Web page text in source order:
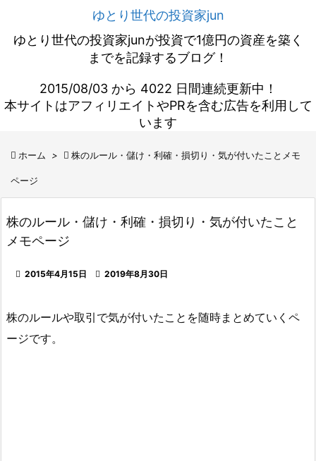
ゆとり世代の投資家jun
ゆとり世代の投資家junが投資で1億円の資産を築く
までを記録するブログ！
2015/08/03 から 4022 日間連続更新中！
本サイトはアフィリエイトやPRを含む広告を利用して
います
 ホーム >  株のルール・儲け・利確・損切り・気が付いたことメモ
ページ
株のルール・儲け・利確・損切り・気が付いたこと
メモページ
 2015年4月15日  2019年8月30日
株のルールや取引で気が付いたことを随時まとめていくペ
ージです。